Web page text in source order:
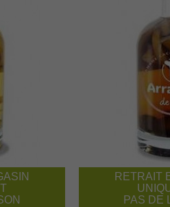
RETRAIT
PAS DE